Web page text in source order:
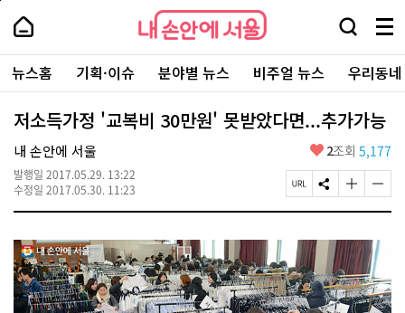
본
로
가
내
손
안
에
서
울
-
서
울
시
대
표
소
포
털
내
손
에
울
검
창
열
기
메
뉴
전
체
보
주
요
서
뉴스홈 기획·이슈 분야별 뉴스 비주얼 뉴스 우리동
저소득가정 '교복비 30만원' 못받았다면...추가가능
내 손안에 서울
발행일 2017.05.29. 13:22
수정일 2017.05.30. 11:23
좋
요
2조회 5,177
페
이
U
R
L
복
사
S
N
공
유
하
기
글
자
기
크
게
변
경
글
자
기
작
게
변
경
페
상
단
로